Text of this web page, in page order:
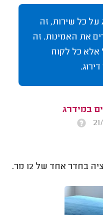
על כל שירות, זה
את האמינות. זה
אלא כל לקוח
במידרג
אחד של 12 מר.